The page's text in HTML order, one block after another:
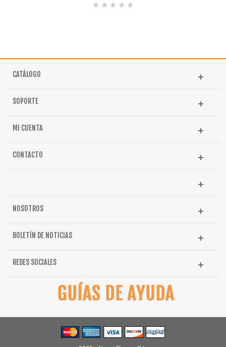
CATÁLOGO
SOPORTE
MI CUENTA
CONTACTO
NOSOTROS
BOLETÍN DE NOTICIAS
REDES SOCIALES